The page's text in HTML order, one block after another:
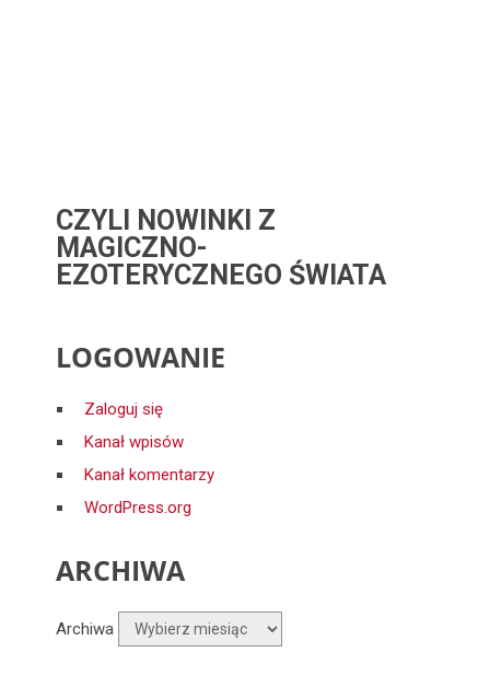
CZYLI NOWINKI Z
MAGICZNO-
EZOTERYCZNEGO ŚWIATA
LOGOWANIE
Zaloguj się
Kanał wpisów
Kanał komentarzy
WordPress.org
ARCHIWA
Archiwa